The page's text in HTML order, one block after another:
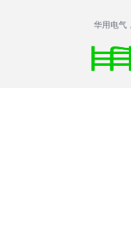
华用电气